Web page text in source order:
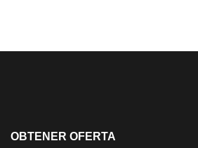
OBTENER OFERTA